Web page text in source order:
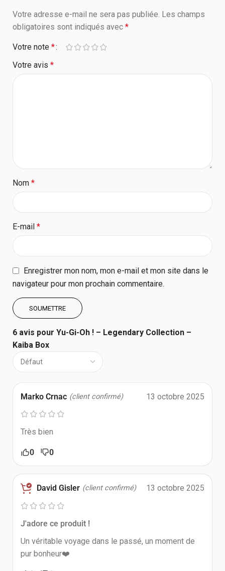
6 avis pour Yu-Gi-Oh ! – Legendary Collection –
Kaiba Box
Marko Crnac (client confirmé) 13 octobre 2025
Très bien
0 0
David Gisler (client confirmé) 13 octobre 2025
J'adore ce produit !
Un véritable voyage dans le passé, un moment de
pur bonheur❤️
Votre adresse e-mail ne sera pas publiée. Les champs
obligatoires sont indiqués avec *
Votre note *
Votre avis *
Nom *
E-mail *
Enregistrer mon nom, mon e-mail et mon site dans le
navigateur pour mon prochain commentaire.